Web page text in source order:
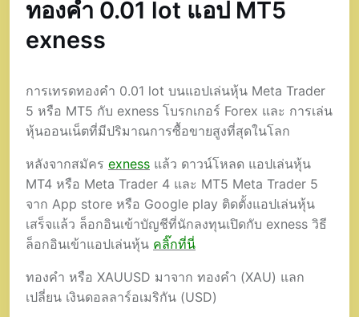
ทองคำ 0.01 lot แอป MT5
exness
การเทรดทองคำ 0.01 lot บนแอปเล่นหุ้น Meta Trader
5 หรือ MT5 กับ exness โบรกเกอร์ Forex และ การเล่น
หุ้นออนเน็ตที่มีปริมาณการซื้อขายสูงที่สุดในโลก
หลังจากสมัคร exness แล้ว ดาวน์โหลด แอปเล่นหุ้น
MT4 หรือ Meta Trader 4 และ MT5 Meta Trader 5
จาก App store หรือ Google play ติดตั้งแอปเล่นหุ้น
เสร็จแล้ว ล็อกอินเข้าบัญชีที่นักลงทุนเปิดกับ exness วิธี
ล็อกอินเข้าแอปเล่นหุ้น คลิ๊กที่นี่
ทองคำ หรือ XAUUSD มาจาก ทองคำ (XAU) แลก
เปลี่ยน เงินดอลลาร์อเมริกัน (USD)